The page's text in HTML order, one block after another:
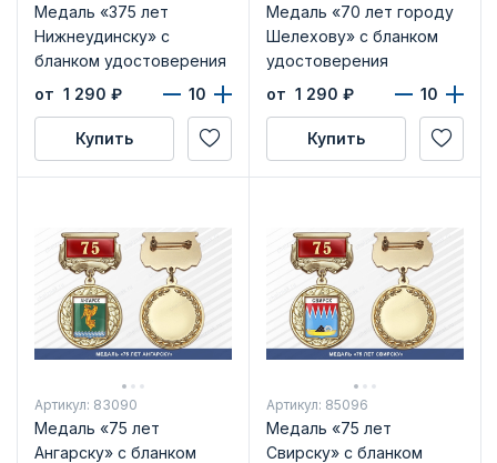
Медаль «375 лет
Нижнеудинску» с
бланком удостоверения
от 1 290 ₽
Купить
Медаль «70 лет городу
Шелехову» с бланком
удостоверения
от 1 290 ₽
Купить
Артикул: 83090
Медаль «75 лет
Ангарску» с бланком
Артикул: 85096
Медаль «75 лет
Свирску» с бланком